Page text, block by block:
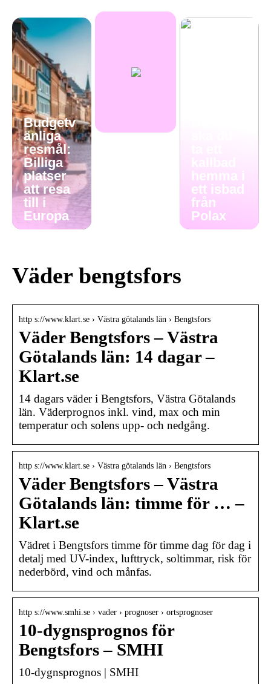
Budgetv
änliga
resmål:
Billiga
platser
att resa
till i
Europa
kallbad
hemma i
ett isbad
från
Polax
Väder bengtsfors
http s://www.klart.se › Västra götalands län › Bengtsfors
Väder Bengtsfors – Västra
Götalands län: 14 dagar –
Klart.se
14 dagars väder i Bengtsfors, Västra Götalands
län. Väderprognos inkl. vind, max och min
temperatur och solens upp- och nedgång.
http s://www.klart.se › Västra götalands län › Bengtsfors
Väder Bengtsfors – Västra
Götalands län: timme för … –
Klart.se
Vädret i Bengtsfors timme för timme dag för dag i
detalj med UV-index, lufttryck, soltimmar, risk för
nederbörd, vind och månfas.
http s://www.smhi.se › vader › prognoser › ortsprognoser
10-dygnsprognos för
Bengtsfors – SMHI
10-dygnsprognos | SMHI